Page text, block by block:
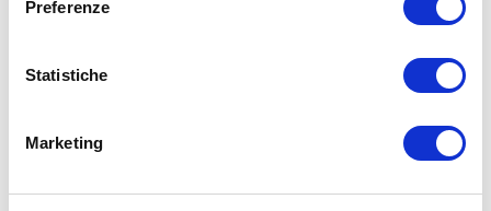
Preferenze
Statistiche
Marketing
Sito web